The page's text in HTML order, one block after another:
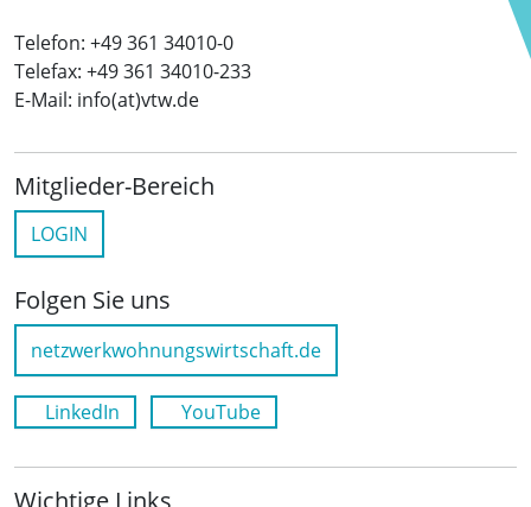
Telefon: +49 361 34010-0
Telefax: +49 361 34010-233
E-Mail: info(at)vtw.de
Mitglieder-Bereich
LOGIN
Folgen Sie uns
netzwerkwohnungswirtschaft.de
LinkedIn YouTube
Wichtige Links